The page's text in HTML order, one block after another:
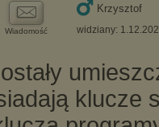
Wiadomość
Krzysztof
widziany: